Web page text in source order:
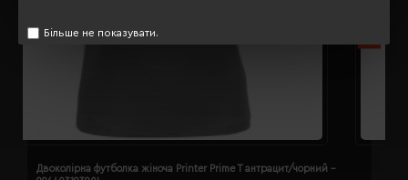
Більше не показувати.
Двоколірна футболка жіноча Printer Prime T антрацит/чорний -